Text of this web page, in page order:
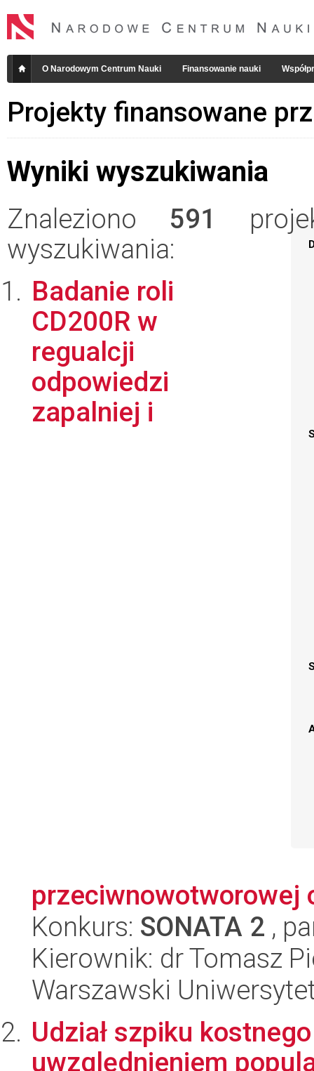
O Narodowym Centrum Nauki Finansowanie nauki
Projekty finansowane
Wyniki wyszukiwania
Znaleziono 591
wyszukiwania:
Badanie roli
CD200R w
regualcji
odpowiedzi
zapalniej i
przeciwnowotworowej
Konkurs: SONATA 2 ,
Kierownik: dr Tomasz
Warszawski
Udział szpiku
uwzględnieniem